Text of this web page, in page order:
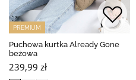
PREMIUM
Puchowa kurtka Already Gone
beżowa
239,99 zł